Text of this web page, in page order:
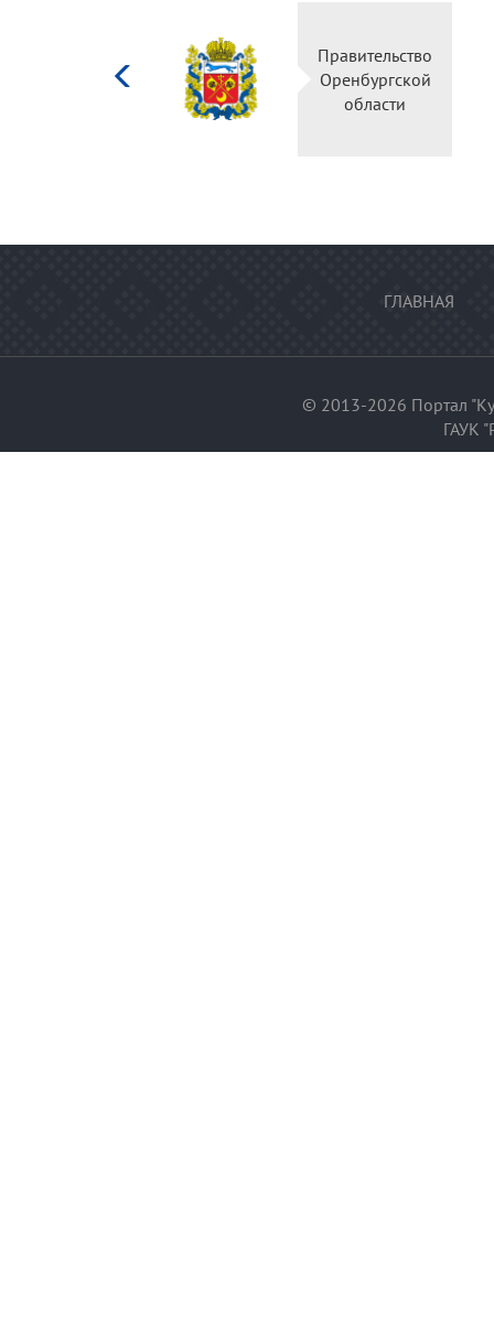
Министерство
культуры
Российской
федерации
ГЛАВНАЯ
© 2013-2026 Портал
ГАУК